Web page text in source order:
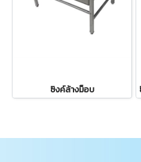
ซิงค์ล้างม็อบ